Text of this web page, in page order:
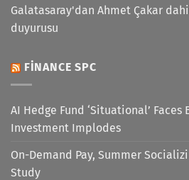
Galatasaray'dan Ahmet Çakar
duyurusu
FINANCE SPC
AI Hedge Fund ‘Situational’
Investment Implodes
On-Demand Pay, Summer
Study